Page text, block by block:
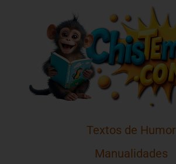
Textos de Humor
Manualidades